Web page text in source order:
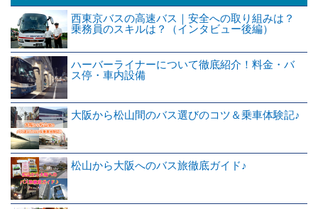
西東京バスの高速バス｜安全への取り組みは？
乗務員のスキルは？（インタビュー後編）
ハーバーライナーについて徹底紹介！料金・バ
ス停・車内設備
大阪から松山間のバス選びのコツ＆乗車体験記♪
松山から大阪へのバス旅徹底ガイド♪